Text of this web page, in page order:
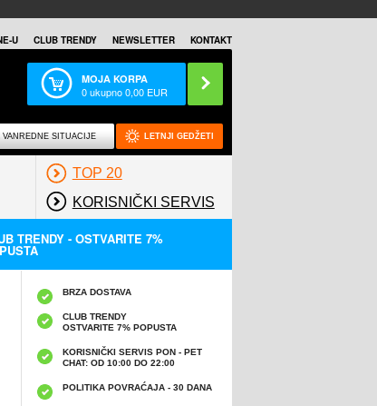
U CLUB TRENDY NEWSLETTER KONTAKT
MOJA KORPA
0ukupno0,00 EUR
VANREDNE SITUACIJE LETNJI GEDŽETI
TOP 20
KORISNIČKI SERVIS
TRENDY - OSTVARITE 7%
BRZA DOSTAVA
CLUB TRENDY
OSTVARITE 7% POPUSTA
KORISNIČKI SERVIS PON - PET
CHAT: OD 10:00 DO 22:00
POLITIKA POVRAĆAJA - 30 DANA